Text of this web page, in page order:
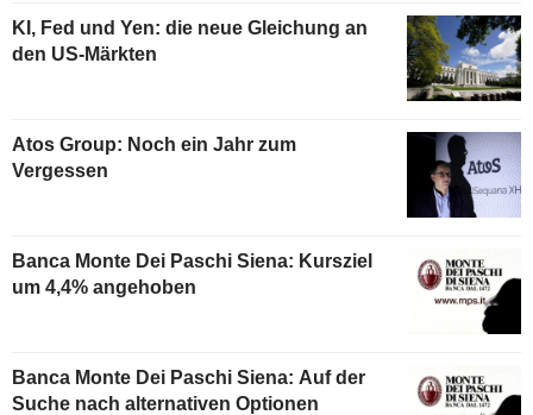
KI, Fed und Yen: die neue Gleichung an
den US-Märkten
Atos Group: Noch ein Jahr zum
Vergessen
Banca Monte Dei Paschi Siena: Kursziel
um 4,4% angehoben
Banca Monte Dei Paschi Siena: Auf der
Suche nach alternativen Optionen